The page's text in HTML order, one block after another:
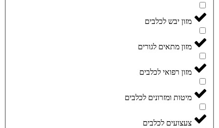
מזון יבש לכלבים
מזון מתאים לגורים
מזון רפואי לכלבים
מיטות ומזרונים לכלבים
צעצועים לכלבים